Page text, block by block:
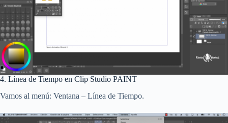
4. Línea de Tiempo en Clip Studio PAINT
Vamos al menú: Ventana – Línea de Tiempo.